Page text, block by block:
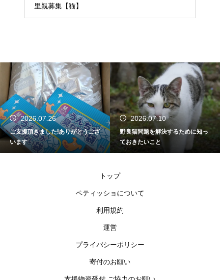
里親募集【猫】
2026.07.26
ご支援頂きました!ありがとうござ
います
2026.07.10
野良猫問題を解決するために知っ
ておきたいこと
トップ
ペティッショについて
利用規約
運営
プライバシーポリシー
寄付のお願い